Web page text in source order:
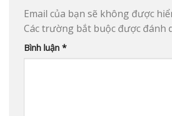
Email của bạn sẽ không được
Các trường bắt buộc được đánh
Bình luận *